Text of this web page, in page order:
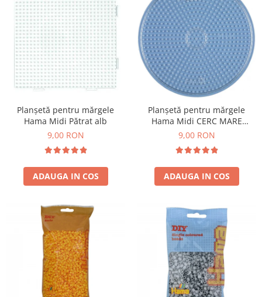
Planșetă pentru mărgele
Hama Midi Pătrat alb
9,00 RON
ADAUGA IN COS
Planșetă pentru mărgele
Hama Midi CERC MARE
transparent
9,00 RON
ADAUGA IN COS